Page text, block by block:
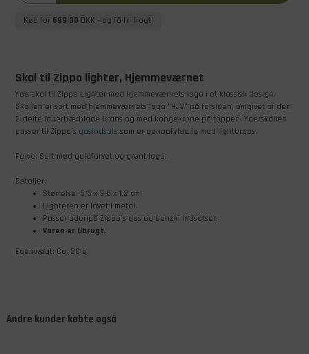
Køb for 699,00 DKK - og få fri fragt!
Skal til Zippo lighter, Hjemmeværnet
Yderskal til Zippo Lighter med Hjemmeværnets logo i et klassisk design.
Skallen er sort med hjemmeværnets logo "HJV" på forsiden, omgivet af den
2-delte lauerbærblade-krans og med kongekrone på toppen. Yderskallen
passer til Zippo´s gasindsats som er genopfyldelig med lightergas.
Farve: Sort med guldfarvet og grønt logo.
Detaljer:
Størrelse: 5,5 x 3,6 x 1,2 cm.
Lighteren er lavet i metal.
Passer udenpå Zippo´s gas og benzin indsatser.
Varen er Ubrugt.
Egenvægt: Ca. 20 g.
Andre kunder købte også